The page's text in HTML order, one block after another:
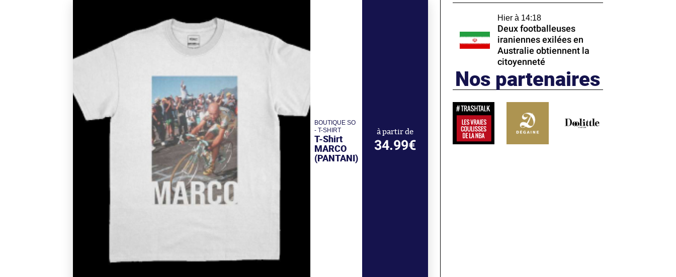
BOUTIQUE SO
- T-SHIRT
T-Shirt
MARCO
(PANTANI)
à partir de
34.99€
Hier à 14:18
Deux footballeuses
iraniennes exilées en
Australie obtiennent la
citoyenneté
Nos partenaires